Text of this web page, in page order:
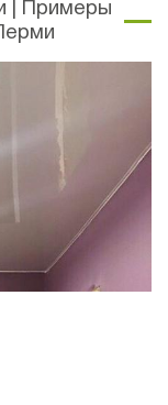
| Примеры